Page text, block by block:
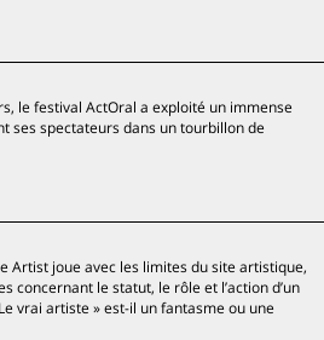
le festival ActOral a exploité un immense
ses spectateurs dans un tourbillon de
Artist joue avec les limites du site artistique,
concernant le statut, le rôle et l’action d’un
vrai artiste » est-il un fantasme ou une